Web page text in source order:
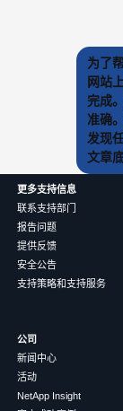
为了
网站
完成
准确
发现
文章
更多支持信息
联系支持部门
报告问题
提供反馈
安全公告
支持策略和支持服务
公司
新闻中心
活动
NetApp Insight